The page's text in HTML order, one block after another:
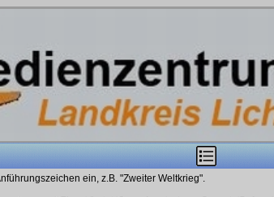
ein, z.B. "Zweiter Weltkrieg".